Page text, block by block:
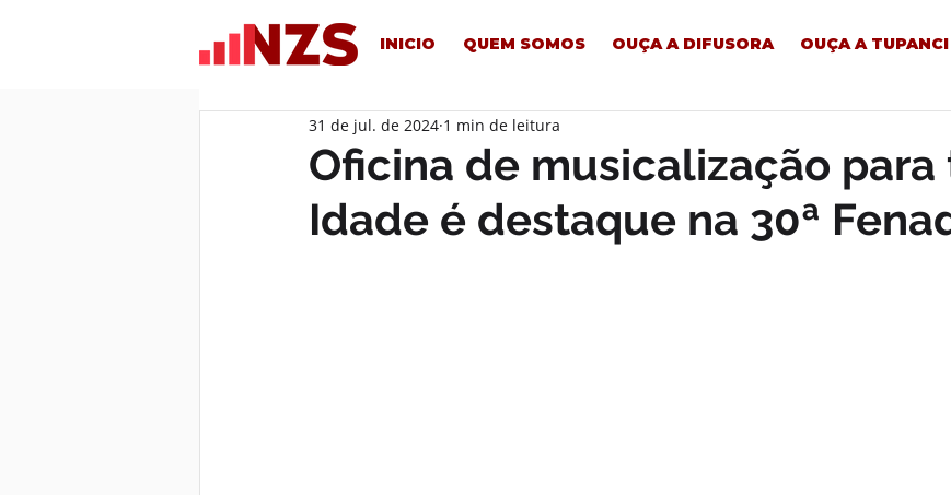
INICIO QUEM SOMOS OUÇA A DIFUSORA OUÇA A TUPANCI
Oficina de musicalização
Idade é destaque na 30ª
31 de jul. de 2024 1 min de leitura